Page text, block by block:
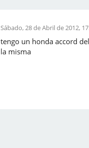
Sábado, 28 de Abril de 2012,
tengo un honda accord
la misma